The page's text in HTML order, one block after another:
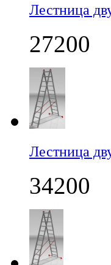
Лестница
27200
Лестница
34200